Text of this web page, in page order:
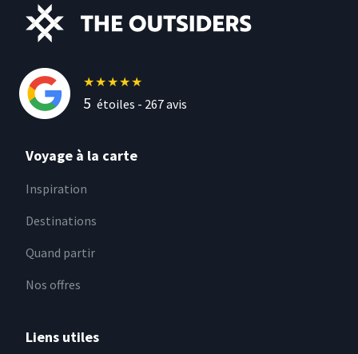
★★★★★
5 étoiles - 267avis
Voyage à la carte
Inspiration
Destinations
Quand partir
Nos offres
Liens utiles